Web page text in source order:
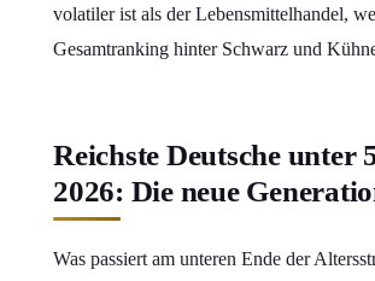
volatiler ist als der Lebensmittelhandel,
Gesamtranking hinter Schwarz und
Reichste Deutsche unter
2026: Die neue
Was passiert am unteren Ende der